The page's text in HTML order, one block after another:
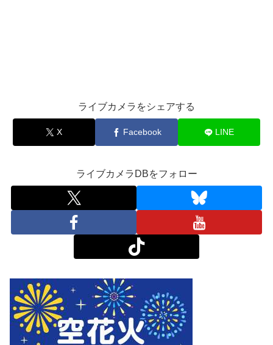
ライブカメラをシェアする
X Facebook LINE
ライブカメラDBをフォロー